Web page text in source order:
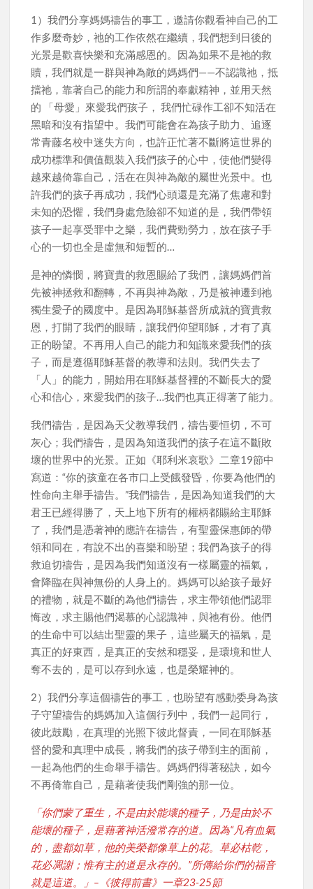
1）我們分享媽媽禱告的事工，邀請你觀看神自己的工
作多麼奇妙，祂的工作依然在繼續，我們想到日後的
光景是歡喜快樂和充滿感恩的。因為如果不是祂的救
贖，我們就是一群與神為敵的媽媽們——不認識祂，抵
擋祂，靠著自己的能力和所謂的奉獻精神，並用天然
的 「母愛」來愛我們孩子， 我們忙碌作工卻不知活在
黑暗和沒有指望中。我們可能會在為孩子助力、追逐
常青藤名校中迷失方向，也許正忙著不斷將這世界的
成功標準和價值觀裝入我們孩子的心中，使他們變得
越來越倚靠自己，活在在與神為敵的屬世光景中。也
許我們的孩子再成功，我們心頭還是充滿了焦慮和對
未知的恐懼，我們身處危險卻不知道的是，我們帶領
孩子一起享受罪中之樂，我們費勁勞力，放在孩子手
心的一切也全是虛無和短暫的…
是神的憐憫，將寶貴的救恩賜給了我們，讓媽媽們首
先被神拯救和翻轉，不再與神為敵，乃是被神遷到祂
獨生愛子的國度中。是因為耶穌基督所成就的寶貴救
恩，打開了我們的眼睛，讓我們仰望耶穌，才有了真
正的盼望。不再用人自己的能力和知識來愛我們的孩
子，而是遵循耶穌基督的教導和法則。我們失去了
「人」的能力，開始用在耶穌基督裡的不斷長大的愛
心和信心，來愛我們的孩子…我們也真正得著了能力。
我們禱告，是因為天父教導我們，禱告要恒切，不可
灰心；我們禱告，是因為知道我們的孩子在這不斷敗
壞的世界中的光景。正如《耶利米哀歌》二章19節中
寫道：“你的孩童在各市口上受餓發昏，你要為他們的
性命向主舉手禱告。”我們禱告，是因為知道我們的大
君王已經得勝了，天上地下所有的權柄都賜給主耶穌
了，我們是憑著神的應許在禱告，有聖靈保惠師的帶
領和同在，有說不出的喜樂和盼望；我們為孩子的得
救迫切禱告，是因為我們知道沒有一樣屬靈的福氣，
會降臨在與神無份的人身上的。媽媽可以給孩子最好
的禮物，就是不斷的為他們禱告，求主帶領他們認罪
悔改，求主賜他們渴慕的心認識神，與祂有份。他們
的生命中可以結出聖靈的果子，這些屬天的福氣，是
真正的好東西，是真正的安然和穩妥，是環境和世人
奪不去的，是可以存到永遠，也是榮耀神的。
2）我們分享這個禱告的事工，也盼望有感動委身為孩
子守望禱告的媽媽加入這個行列中，我們一起同行，
彼此鼓勵，在真理的光照下彼此督責，一同在耶穌基
督的愛和真理中成長，將我們的孩子帶到主的面前，
一起為他們的生命舉手禱告。媽媽們得著秘訣，如今
不再倚靠自己，是藉著使我們剛強的那一位。
「你們蒙了重生，不是由於能壞的種子，乃是由於不
能壞的種子，是藉著神活潑常存的道。因為“凡有血氣
的，盡都如草，他的美榮都像草上的花。草必枯乾，
花必凋謝；惟有主的道是永存的。”所傳給你們的福音
就是這道。」–《彼得前書》一章23-25節